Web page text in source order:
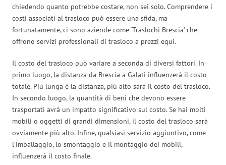
chiedendo quanto potrebbe costare, non sei solo. Comprendere i
costi associati al trasloco può essere una sfida, ma
fortunatamente, ci sono aziende come ‘Traslochi Brescia’ che
offrono servizi professionali di trasloco a prezzi equi.
Il costo del trasloco può variare a seconda di diversi fattori. In
primo luogo, la distanza da Brescia a Galati influenzerà il costo
totale. Più lunga è la distanza, più alto sarà il costo del trasloco.
In secondo luogo, la quantità di beni che devono essere
trasportati avrà un impatto significativo sul costo. Se hai molti
mobili o oggetti di grandi dimensioni, il costo del trasloco sarà
ovviamente più alto. Infine, qualsiasi servizio aggiuntivo, come
l’imballaggio, lo smontaggio e il montaggio dei mobili,
influenzerà il costo finale.